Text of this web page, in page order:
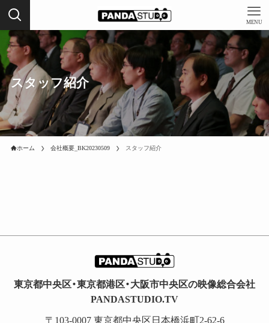
MENU
スタッフ紹介
ホーム 会社概要_BK20230509 スタッフ紹介
東京都中央区・東京都港区・大阪市中央区の映像総合会社
PANDASTUDIO.TV
〒103-0007 東京都中央区日本橋浜町2-62-6